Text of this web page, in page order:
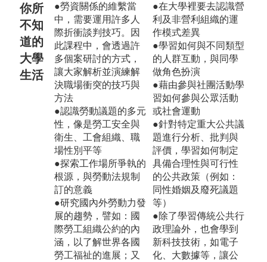
你所
不知
道的
大學
生活
●勞資關係的維繫當
中，需要運用許多人
際折衝談判技巧。因
此課程中，會透過許
多個案研討的方式，
讓大家解析並演練解
決職場衝突的技巧與
方法
●認識勞動議題的多元
性，像是勞工安全與
衛生、工會組織、職
場性別平等
●探索工作場所爭執的
根源，與勞動法規制
訂的意義
●研究國內外勞動力發
展的趨勢，譬如：國
際勞工組織公約的內
涵，以了解世界各國
勞工福祉的進展；又
●在大學裡要去認識營
利及非營利組織的運
作模式差異
●學習如何與不同類型
的人群互動，與同學
做角色扮演
●藉由參與社團活動學
習如何參與公眾活動
或社會運動
●針對特定重大公共議
題進行分析、批判與
評價，學習如何制定
具備合理性與可行性
的公共政策（例如：
同性婚姻及廢死議題
等）
●除了學習傳統公共行
政理論外，也會學到
新科技技術，如電子
化、大數據等，讓公